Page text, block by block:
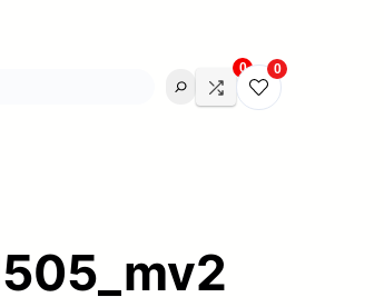
0 0